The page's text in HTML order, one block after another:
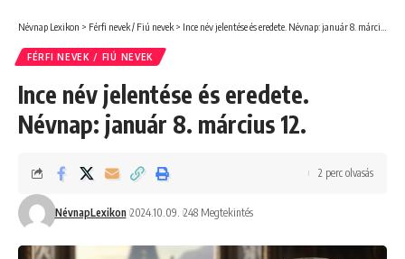
Névnap Lexikon > Férfi nevek / Fiú nevek > Ince név jelentése és eredete. Névnap: január 8. március 12.
FÉRFI NEVEK / FIÚ NEVEK
Ince név jelentése és eredete.
Névnap: január 8. március 12.
NévnapLexikon 2024.10.09. 248 Megtekintés
2 perc olvasás